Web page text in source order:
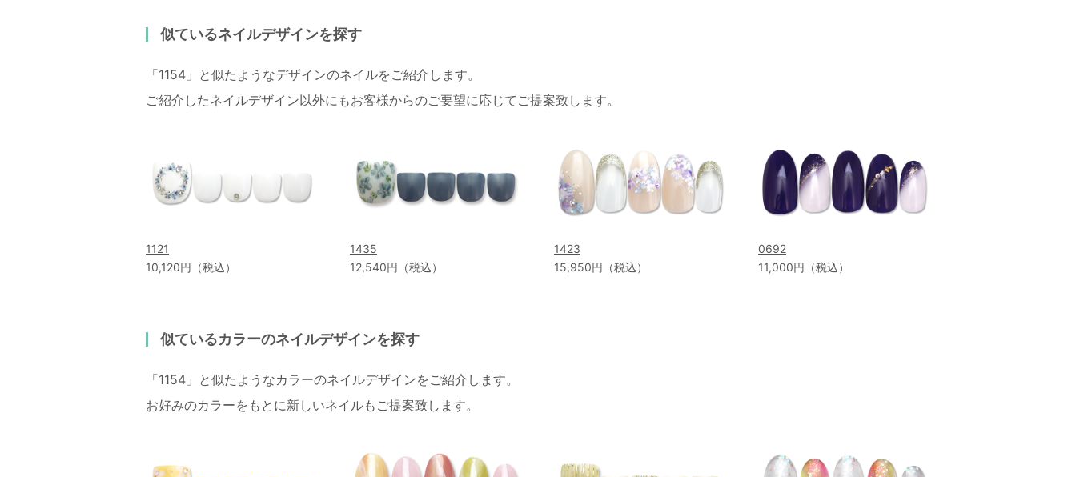
似ているネイルデザインを探す
「1154」と似たようなデザインのネイルをご紹介します。
ご紹介したネイルデザイン以外にもお客様からのご要望に応じてご提案致します。
1121
10,120円（税込）
1435
12,540円（税込）
1423
15,950円（税込）
0692
11,000円（税込）
似ているカラーのネイルデザインを探す
「1154」と似たようなカラーのネイルデザインをご紹介します。
お好みのカラーをもとに新しいネイルもご提案致します。